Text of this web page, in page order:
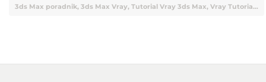
3ds Max poradnik, 3ds Max Vray, Tutorial Vray 3ds Max, Vray Tutorial, Vray, Vray 3ds Max tutorial, Vray Tutorial 3ds Max, Renderowanie Vray, Tutorial 3ds Max, 3ds Max Tutorial, Tutorial 3ds Max Vray, Tutorial online 3ds Max, Tutorial 3ds Max online, Nauka 3ds Max, 3ds Max Nauka, 3ds Max od podstaw, Podstawy 3ds Max, Renderowanie w 3ds Max, Wizualizacje w 3ds Max, Render, Renderowanie, Rendery, 3ds Max podstawy, Vray, V-ray, Tutorial V-ray, Tutorial Vray online, Darmowy kurs 3ds Max, 3ds Max tutorial Vray, Tutorial, Tutoriale, Darmowy tutorial, Tutorial 3ds Max po polsku, Tutorial 3ds Max pl, 3ds Max tutorial polski, 3ds Max tutorial po polsku, 3ds Max tutorial pl, Tutorial 3ds Max polski, Renderowanie siatki obiektu, Renderowanie siatki modelu, Renderowanie siatki 3ds Max